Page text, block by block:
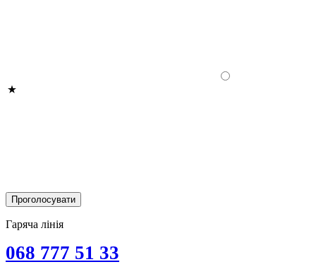
Гаряча лінія
068 777 51 33